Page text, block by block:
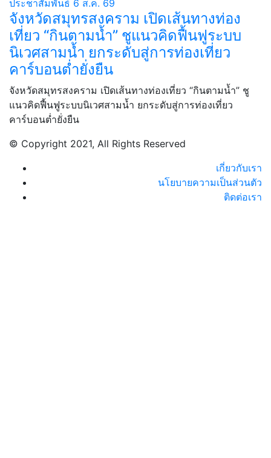
ประชาสัมพันธ์ 6 ส.ค. 69
จังหวัดสมุทรสงคราม เปิดเส้นทางท่อง
เที่ยว “กินตามน้ำ” ชูแนวคิดฟื้นฟูระบบ
นิเวศสามน้ำ ยกระดับสู่การท่องเที่ยว
คาร์บอนต่ำยั่งยืน
จังหวัดสมุทรสงคราม เปิดเส้นทางท่องเที่ยว “กินตามน้ำ” ชู
แนวคิดฟื้นฟูระบบนิเวศสามน้ำ ยกระดับสู่การท่องเที่ยว
คาร์บอนต่ำยั่งยืน
© Copyright 2021, All Rights Reserved
เกี่ยวกับเรา
นโยบายความเป็นส่วนตัว
ติดต่อเรา